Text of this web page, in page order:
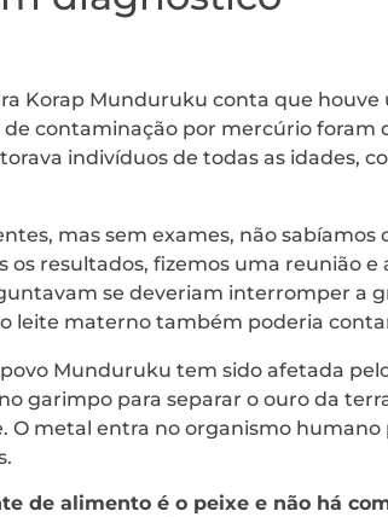
Korap Munduruku conta que
contaminação por mercúrio foram
indivíduos de todas as idades,
mas sem exames, não
os resultados, fizemos uma reunião
se deveriam interromper a
leite materno também poderia
Munduruku tem sido afetada
garimpo para separar o ouro da
O metal entra no organismo
de alimento é o peixe e não há